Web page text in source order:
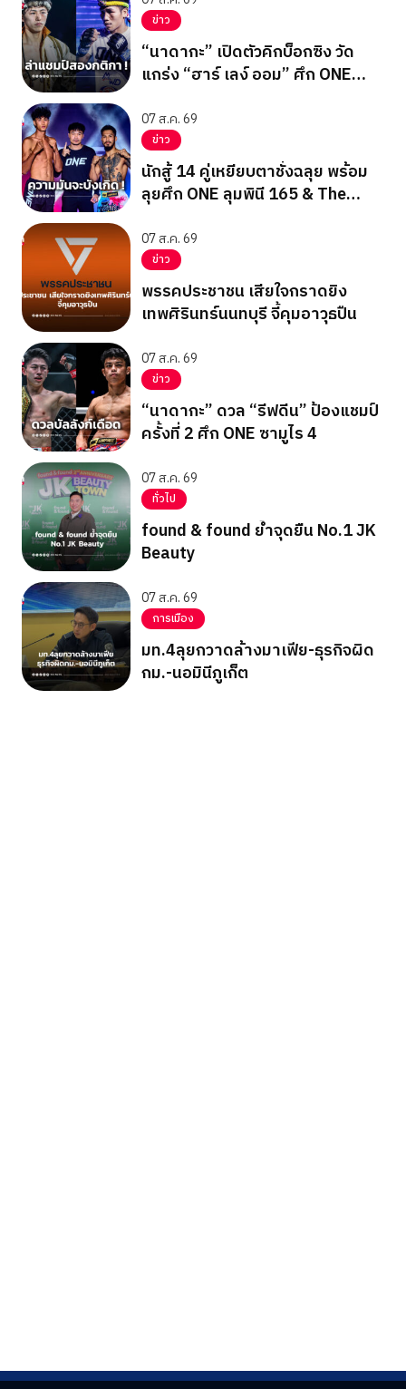
ข่าว
“นาดากะ” เปิดตัวคิกบ็อกซิง วัด
แกร่ง “ฮาร์ เลง์ ออม” ศึก ONE
07 ส.ค. 69
ข่าว
นักสู้ 14 คู่เหยียบตาชั่งฉลุย พร้อม
ลุยศึก ONE ลุมพินี 165 & The
07 ส.ค. 69
ข่าว
พรรคประชาชน เสียใจกราดยิง
เทพศิรินทร์นนทบุรี จี้คุมอาวุธปืน
07 ส.ค. 69
ข่าว
“นาดากะ” ดวล “รีฟดีน” ป้องแชมป์
ครั้งที่ 2 ศึก ONE ซามูไร 4
07 ส.ค. 69
ทั่วไป
found & found ย้ำจุดยืน No.1 JK
Beauty
07 ส.ค. 69
การเมือง
มท.4ลุยกวาดล้างมาเฟีย-ธุรกิจผิด
กม.-นอมินีภูเก็ต